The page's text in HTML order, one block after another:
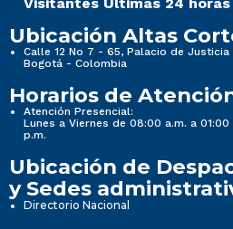
Ubicación Altas
Calle 12 No 7 - 65, Palacio de Justicia
Bogotá - Colombia
Horarios de
Atención Presencial:
Lunes a Viernes de 08:00 a.m. a
p.m.
Ubicación de
y Sedes
Directorio Nacional